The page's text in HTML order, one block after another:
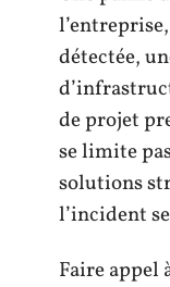
détectée,
de projet
se limite
solutions
l’incident
Faire appel